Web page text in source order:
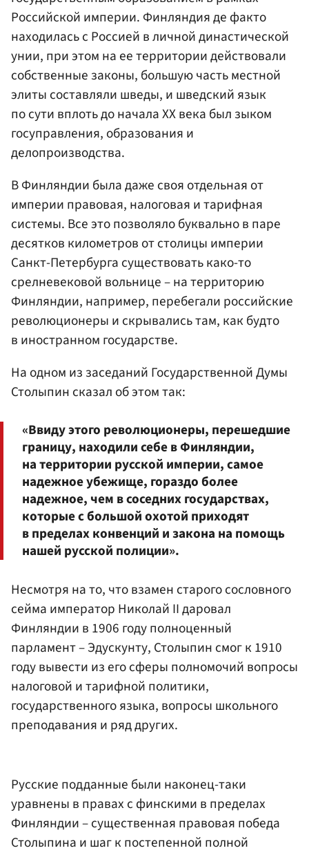
Российской империи. Финляндия де факто
находилась с Россией в личной династической
унии, при этом на ее территории действовали
собственные законы, большую часть местной
элиты составляли шведы, и шведский язык
по сути вплоть до начала XX века был зыком
госуправления, образования и
делопроизводства.
В Финляндии была даже своя отдельная от
империи правовая, налоговая и тарифная
системы. Все это позволяло буквально в паре
десятков километров от столицы империи
Санкт-Петербурга существовать како-то
срелневековой вольнице – на территорию
Финляндии, например, перебегали российские
революционеры и скрывались там, как будто
в иностранном государстве.
На одном из заседаний Государственной Думы
Столыпин сказал об этом так:
«Ввиду этого революционеры, перешедшие
границу, находили себе в Финляндии,
на территории русской империи, самое
надежное убежище, гораздо более
надежное, чем в соседних государствах,
которые с большой охотой приходят
в пределах конвенций и закона на помощь
нашей русской полиции».
Несмотря на то, что взамен старого сословного
сейма император Николай II даровал
Финляндии в 1906 году полноценный
парламент – Эдускунту, Столыпин смог к 1910
году вывести из его сферы полномочий вопросы
налоговой и тарифной политики,
государственного языка, вопросы школьного
преподавания и ряд других.
Русские подданные были наконец-таки
уравнены в правах с финскими в пределах
Финляндии – существенная правовая победа
Столыпина и шаг к постепенной полной